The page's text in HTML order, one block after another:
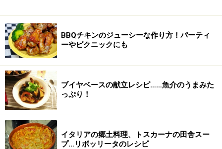
BBQチキンのジューシーな作り方！パーティ
ーやピクニックにも
ブイヤベースの献立レシピ……魚介のうまみた
っぷり！
イタリアの郷土料理、トスカーナの田舎スー
プ…リボッリータのレシピ